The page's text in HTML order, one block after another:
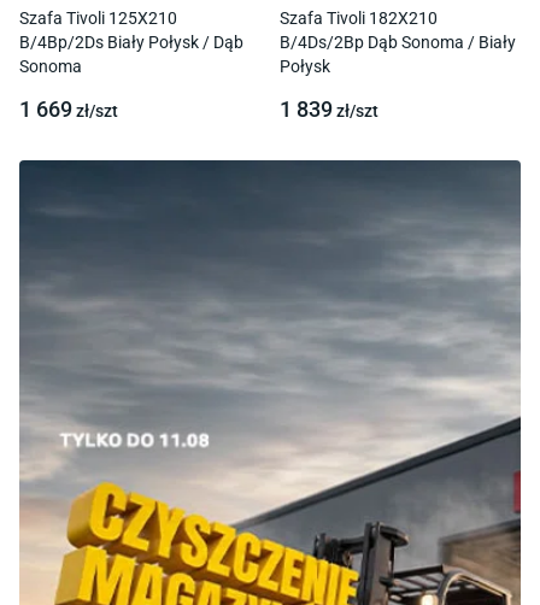
Szafa Tivoli 125X210
B/4Bp/2Ds Biały Połysk / Dąb
Sonoma
1 669zł/szt
Szafa Tivoli 182X210
B/4Ds/2Bp Dąb Sonoma / Biały
Połysk
1 839zł/szt